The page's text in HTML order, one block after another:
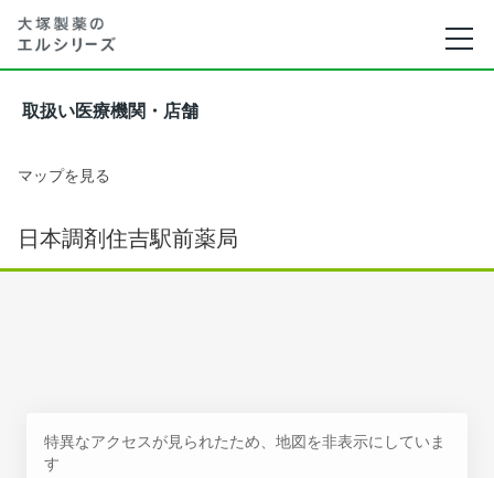
取扱い医療機関・店舗
マップを見る
日本調剤住吉駅前薬局
特異なアクセスが見られたため、地図を非表示にしていま
す